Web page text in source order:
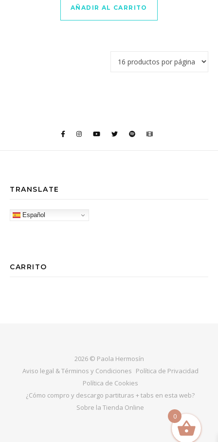
AÑADIR AL CARRITO
TRANSLATE
Español
CARRITO
2026 © Paola Hermosín
Aviso legal & Términos y Condiciones Política de Privacidad
Política de Cookies
¿Cómo compro y descargo partituras + tabs en esta web?
Sobre la Tienda Online
0